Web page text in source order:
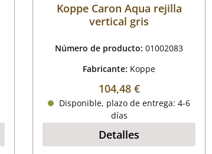
Koppe Caron Aqua rejilla
vertical gris
Número de producto: 01002083
Fabricante: Koppe
Precio normal:
104,48 €
Disponible, plazo de entrega: 4-6
días
Detalles